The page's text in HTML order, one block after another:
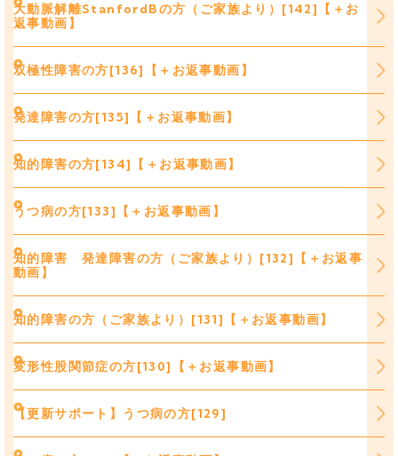
大動脈解離StanfordBの方（ご家族より）[142]【＋お
返事動画】
双極性障害の方[136]【＋お返事動画】
発達障害の方[135]【＋お返事動画】
知的障害の方[134]【＋お返事動画】
うつ病の方[133]【＋お返事動画】
知的障害 発達障害の方（ご家族より）[132]【＋お返事
動画】
知的障害の方（ご家族より）[131]【＋お返事動画】
変形性股関節症の方[130]【＋お返事動画】
【更新サポート】うつ病の方[129]